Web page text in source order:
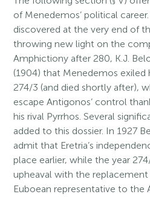
of Menedemos’ political
discovered at the very end of
throwing new light on the
Amphictiony after 280, K.J.
(1904) that Menedemos
274/3 (and died shortly after),
escape Antigonos’ control
his rival Pyrrhos. Several
added to this dossier. In 1927
admit that Eretria’s
place earlier, while the year
upheaval with the
Euboean representative to the